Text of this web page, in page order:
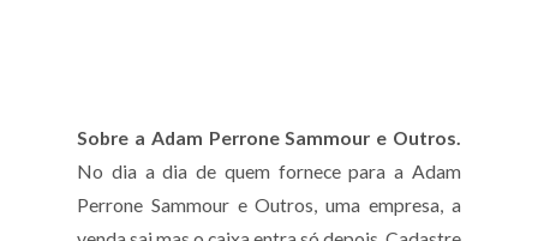
Sobre a Adam Perrone Sammour e Outros.
No dia a dia de quem fornece para a Adam
Perrone Sammour e Outros, uma empresa, a